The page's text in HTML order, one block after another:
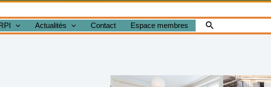
Actualités Contact Espace membres Rechercher